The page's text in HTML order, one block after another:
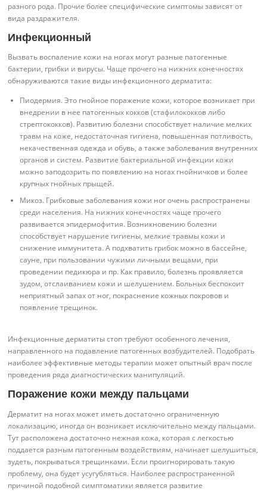
разного рода. Прочие более специфические симптомы зависят от
вида раздражителя.
Инфекционный
Вызвать воспаление кожи на ногах могут разные патогенные
бактерии, грибки и вирусы. Чаще прочего на нижних конечностях
обнаруживаются такие виды инфекционного дерматита:
Пиодермия. Это гнойное поражение кожи, которое возникает при
внедрении в нее патогенных кокков (стафилококков либо
стрептококков). Развитию болезни способствует наличие мелких
травм на коже, недостаточная гигиена, повышенная потливость,
некачественная одежда и обувь, а также заболевания внутренних
органов и систем. Развитие бактериальной инфекции кожи
можно заподозрить по появлению на ногах гнойничков и более
крупных гнойных прыщей.
Микоз. Грибковые заболевания кожи ног очень распространены
среди населения. На нижних конечностях чаще прочего
развивается эпидермофития. Возникновению болезни
способствует нарушение гигиены, мелкие травмы кожи и
снижение иммунитета. А подхватить грибок можно в бассейне,
сауне, при пользовании чужими личными вещами, при
проведении педикюра и пр. Как правило, болезнь проявляется
зудом, отслаиванием кожи и шелушением. Больных беспокоит
неприятный запах от ног, покраснение кожных покровов и
появление трещинок.
Инфекционные дерматиты стоп требуют особенного лечения,
направленного на подавление патогенных возбудителей. Подобрать
наиболее эффективные методы терапии может опытный врач после
проведения ряда диагностических манипуляций.
Поражение кожи между пальцами
Дерматит на ногах может иметь достаточно ограниченную
локализацию, иногда он возникает исключительно между пальцами.
Тут расположена достаточно нежная кожа, которая с легкостью
поддается разным патогенным воздействиям, начинает шелушиться,
зудеть, покрываться трещинками. Если проигнорировать такую
проблему, она будет усугубляться. Наиболее распространенной
причиной подобной симптоматики является развитие